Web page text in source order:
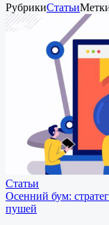
РубрикиСтатьи
Статьи
Осенний бум:
пушей